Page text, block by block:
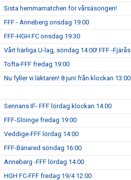
Sista hemmamatchen för vårsäsongen!
FFF - Anneberg onsdag 19:00
FFF-HGH FC onsdag 19:30
Vårt härliga U-lag, söndag 14:00! FFF -Fjärås
Tofta-FFF fredag 19:00
Nu fyller vi läktaren! 8 juni från klockan 13:00
Sennans IF- FFF lördag klockan 14:00
FFF-Slöinge fredag 19:00
Veddige-FFF lördag 14:00
FFF-Bänared söndag 16:00
Anneberg -FFF lördag 14:00
HGH FC-FFF fredag 19/4 12:00